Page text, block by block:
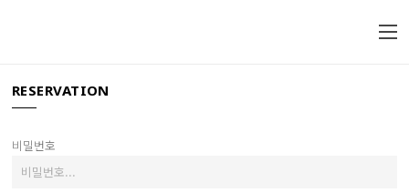
RESERVATION
비밀번호